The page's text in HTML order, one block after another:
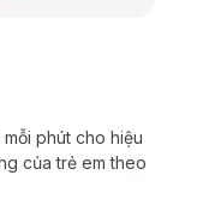
phút cho hiệu
của trẻ em theo